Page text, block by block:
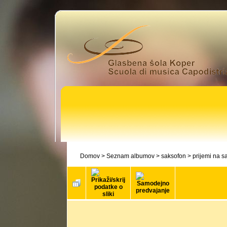
Domov > Seznam albumov > saksofon > prijemi na